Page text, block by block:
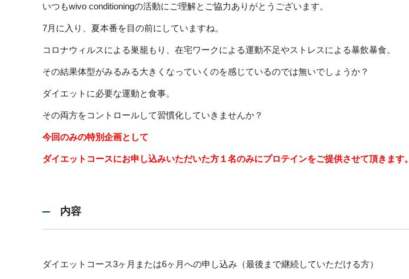
いつもwivo conditioningの活動にご理解とご協力ありがとうございます。
7月に入り、夏本番を目の前にしていますね。
コロナウィルスによる巣籠もり、在宅ワークによる運動不足やストレスによる暴飲暴食。
その結果体型がみるみる大きくなっていくのを感じているのでは無いでしょうか？
ダイエットに必要な運動と食事。
その両方をコントロールして習慣化していきませんか？
今回のみの特別企画として
ダイエットコースにお申し込みいただいた方１名のみにプロテインをご提供させて頂きます。
内容
ダイエットコース3ヶ月または6ヶ月への申し込み（最後まで継続していただける方）